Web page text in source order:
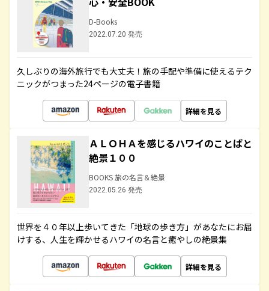
D-Books
2022.07.20 発売
久しぶりの海外旅行でも大丈夫！旅の手配や準備に使えるテク
ニックがつまった24ページの電子書籍
詳細を見る
ＡＬＯＨＡを感じるハワイのことばと
絶景１００
BOOKS 旅の名言＆絶景
2022.05.26 発売
世界を４０年以上歩いてきた「地球の歩き方」があなたにお届
けする、人生を輝かせるハワイの名言と癒やしの絶景集
詳細を見る